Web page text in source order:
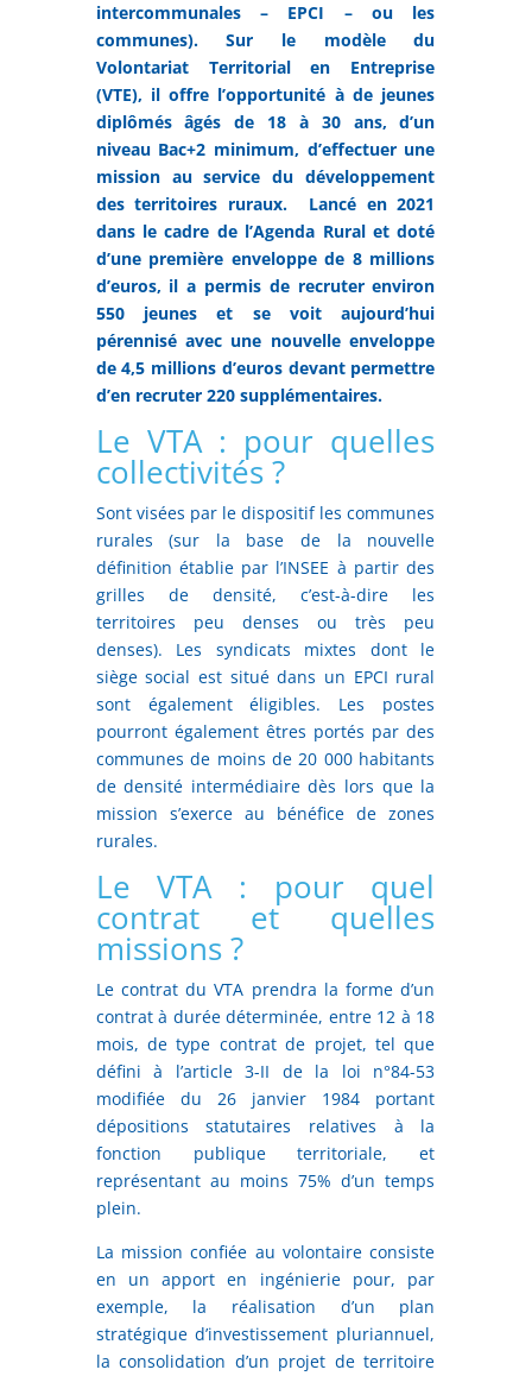
intercommunales – EPCI – ou les
communes). Sur le modèle du
Volontariat Territorial en Entreprise
(VTE), il offre l’opportunité à de jeunes
diplômés âgés de 18 à 30 ans, d’un
niveau Bac+2 minimum, d’effectuer une
mission au service du développement
des territoires ruraux.
Lancé en 2021
dans le cadre de l’Agenda Rural et doté
d’une première enveloppe de 8 millions
d’euros, il a permis de recruter environ
550 jeunes et se voit aujourd’hui
pérennisé avec une nouvelle enveloppe
de 4,5 millions d’euros devant permettre
d’en recruter 220 supplémentaires.
Le VTA : pour quelles
collectivités ?
Sont visées par le dispositif les communes
rurales (sur la base de la nouvelle
définition établie par l’INSEE à partir des
grilles de densité, c’est-à-dire les
territoires peu denses ou très peu
denses). Les syndicats mixtes dont le
siège social est situé dans un EPCI rural
sont également éligibles. Les postes
pourront également êtres portés par des
communes de moins de 20 000 habitants
de densité intermédiaire dès lors que la
mission s’exerce au bénéfice de zones
rurales.
Le VTA : pour quel
contrat et quelles
missions ?
Le contrat du VTA prendra la forme d’un
contrat à durée déterminée, entre 12 à 18
mois, de type contrat de projet, tel que
défini à l’article 3-II de la loi n°84-53
modifiée du 26 janvier 1984 portant
dépositions statutaires relatives à la
fonction publique territoriale, et
représentant au moins 75% d’un temps
plein.
La mission confiée au volontaire consiste
en un apport en ingénierie pour, par
exemple, la réalisation d’un plan
stratégique d’investissement pluriannuel,
la consolidation d’un projet de territoire